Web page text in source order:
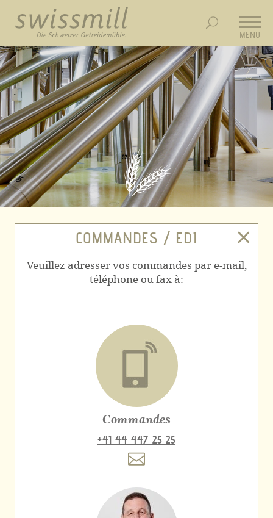
MENU
COMMANDES / EDI
Veuillez adresser vos commandes par e-mail,
téléphone ou fax à:
Commandes
+41 44 447 25 25